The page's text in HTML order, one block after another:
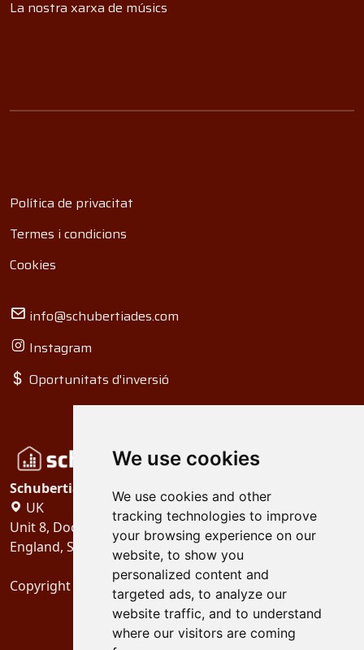
We use cookies
We use cookies and other
tracking technologies to improve
your browsing experience on our
website, to show you
personalized content and
targeted ads, to analyze our
website traffic, and to understand
where our visitors are coming
La nostra xarxa de músics
Política de privacitat
Termes i condicions
Cookies
info@schubertiades.com
Instagram
Oportunitats d'inversió
Schubertiades, Ltd.
UK
Unit 8, Dock Offices, Surrey Quays Road, London
England, SE16 2XU
Copyright 2024 Schubertiades, Ltd.